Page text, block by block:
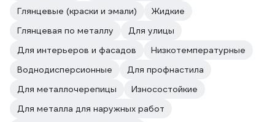
Глянцевые (краски и эмали)
Жидкие
Глянцевая по металлу
Для улицы
Для интерьеров и фасадов
Низкотемпературные
Воднодисперсионные
Для профнастила
Для металлочерепицы
Износостойкие
Для металла для наружных работ